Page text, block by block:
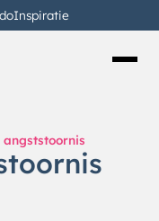
Inspiratie
angststoornis